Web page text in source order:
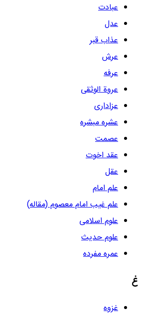
عبادت
عدل
عذاب قبر
عرش
عرفه
عروة الوثقی
عزاداری
عشره مبشره
عصمت
عقد اخوت
عقل
علم امام
علم غیب امام معصوم (مقاله)
علوم اسلامی
علوم حدیث
عمره مفرده
غ
غزوه